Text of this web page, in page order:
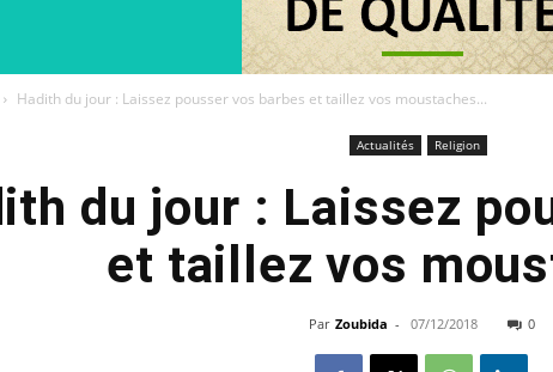
Hadith du jour : Laissez pousser vos barbes et taillez vos moustaches...
Actualités Religion
du jour : Laissez
et taillez vos
Par Zoubida - 07/12/2018 0